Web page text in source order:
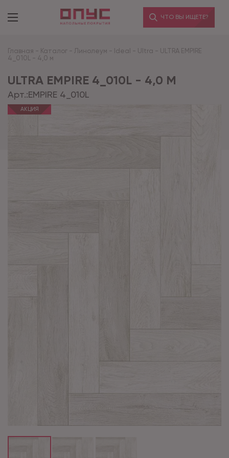
ЧТО ВЫ ИЩЕТЕ?
Главная - Каталог - Линолеум - Ideal - Ultra - ULTRA EMPIRE
4_010L - 4,0 м
ULTRA EMPIRE 4_010L - 4,0 М
Арт.:EMPIRE 4_010L
АКЦИЯ